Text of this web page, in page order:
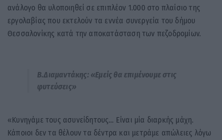
ανάλογο θα υλοποιηθεί σε επιπλέον 1.000 στο πλαίσιο της
εργολαβίας που εκτελούν τα εννέα συνεργεία του δήμου
Θεσσαλονίκης κατά την αποκατάσταση των πεζοδρομίων.
Β.Διαμαντάκης: «Εμείς θα επιμένουμε στις
φυτεύσεις»
«Κυνηγάμε τους ασυνείδητους… Είναι μία διαρκής μάχη.
Κάποιοι δεν τα θέλουν τα δέντρα και μετράμε απώλειες λόγω